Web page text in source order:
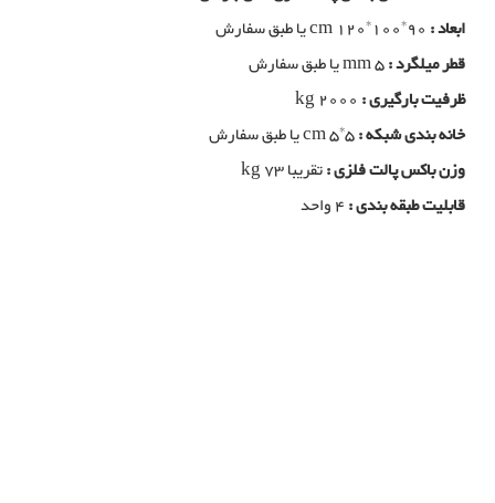
ابعاد :
قطر میلگرد :mm 5 یا طبق سفارش
ظرفیت بارگیری : kg 2000
خانه بندی شبکه :cm 5*5 یا طبق سفارش
وزن باکس پالت فلزی :تقریبا kg 73
قابلیت طبقه بندی :